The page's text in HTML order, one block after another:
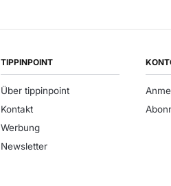
TIPPINPOINT
Über tippinpoint
Kontakt
Werbung
Newsletter